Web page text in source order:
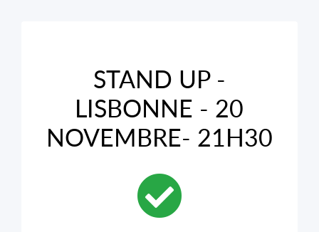
STAND UP -
LISBONNE - 20
NOVEMBRE- 21H30